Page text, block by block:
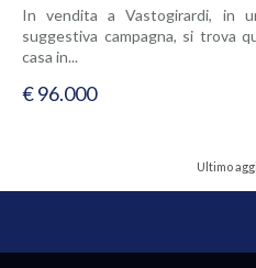
In vendita a Vastogirardi, in
suggestiva campagna, si trova
casa in...
€ 96.000
Ultimo